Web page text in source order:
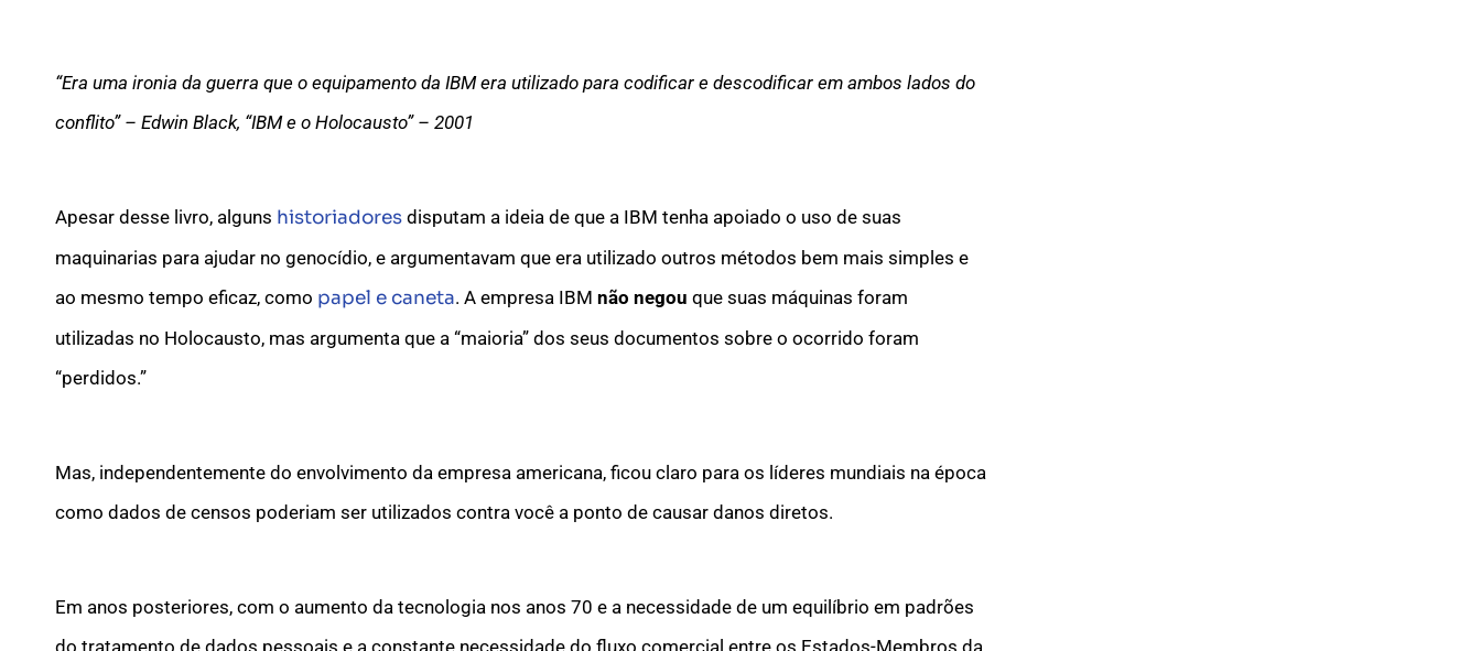
“Era uma ironia da guerra que o equipamento da IBM era utilizado para codificar e descodificar em ambos lados do
conflito” – Edwin Black, “IBM e o Holocausto” – 2001
Apesar desse livro, alguns historiadores disputam a ideia de que a IBM tenha apoiado o uso de suas
maquinarias para ajudar no genocídio, e argumentavam que era utilizado outros métodos bem mais simples e
ao mesmo tempo eficaz, como papel e caneta. A empresa IBM não negou que suas máquinas foram
utilizadas no Holocausto, mas argumenta que a “maioria” dos seus documentos sobre o ocorrido foram
“perdidos.”
Mas, independentemente do envolvimento da empresa americana, ficou claro para os líderes mundiais na época
como dados de censos poderiam ser utilizados contra você a ponto de causar danos diretos.
Em anos posteriores, com o aumento da tecnologia nos anos 70 e a necessidade de um equilíbrio em padrões
do tratamento de dados pessoais e a constante necessidade do fluxo comercial entre os Estados-Membros da